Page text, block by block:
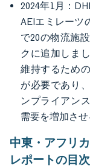
2024年1月：
AEIエミレーツ
で20の物流施
クに追加しま
維持するため
が必要であり
ンプライアン
需要を増加させ
中東・アフリ
レポートの目次